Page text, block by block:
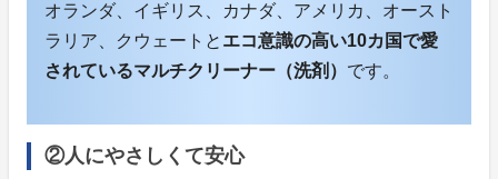
オランダ、イギリス、カナダ、アメリカ、オースト
ラリア、クウェートと エコ意識の高い10カ国で愛
されているマルチクリーナー（洗剤） です。
②人にやさしくて安心